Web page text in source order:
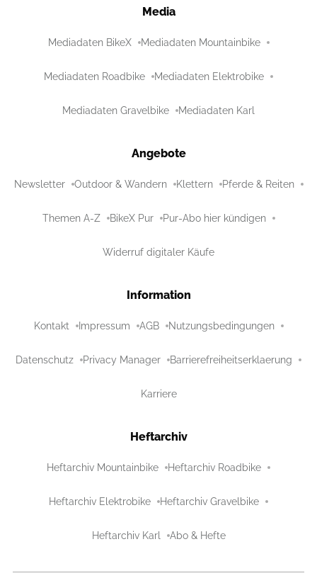
Media
Mediadaten BikeX Mediadaten Mountainbike
Mediadaten Roadbike Mediadaten Elektrobike
Mediadaten Gravelbike Mediadaten Karl
Angebote
Newsletter Outdoor & Wandern Klettern Pferde & Reiten
Themen A-Z BikeX Pur Pur-Abo hier kündigen
Widerruf digitaler Käufe
Information
Kontakt Impressum AGB Nutzungsbedingungen
Datenschutz Privacy Manager Barrierefreiheitserklaerung
Karriere
Heftarchiv
Heftarchiv Mountainbike Heftarchiv Roadbike
Heftarchiv Elektrobike Heftarchiv Gravelbike
Heftarchiv Karl Abo & Hefte